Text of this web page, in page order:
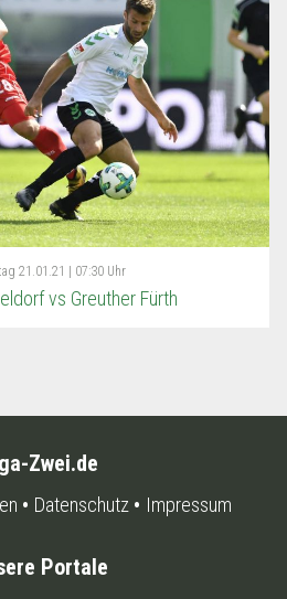
21.01.21 | 07:30 Uhr
vs Greuther Fürth
Zwei.de
Datenschutz Impressum
Portale